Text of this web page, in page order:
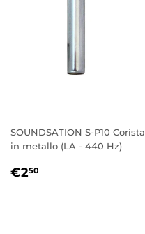
SOUNDSATION S-P10 Corista
in metallo (LA - 440 Hz)
PREZZO
€250